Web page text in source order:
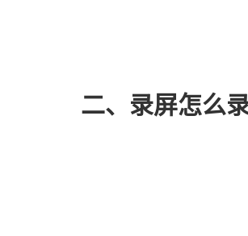
二、录屏怎么录